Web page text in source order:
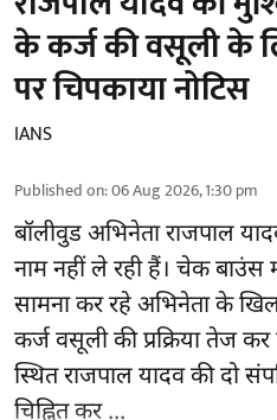
के कर्ज की वसूली के
पर चिपकाया नोटिस
IANS
Published on:06 Aug 2026, 1:30 pm
बॉलीवुडअभिनेता राजपाल
नाम नहीं ले रही हैं। चेक बाउंस
सामना कर रहे अभिनेता के
कर्ज वसूली की प्रक्रिया तेज
स्थित राजपाल यादव की दो
चिह्नित कर ...